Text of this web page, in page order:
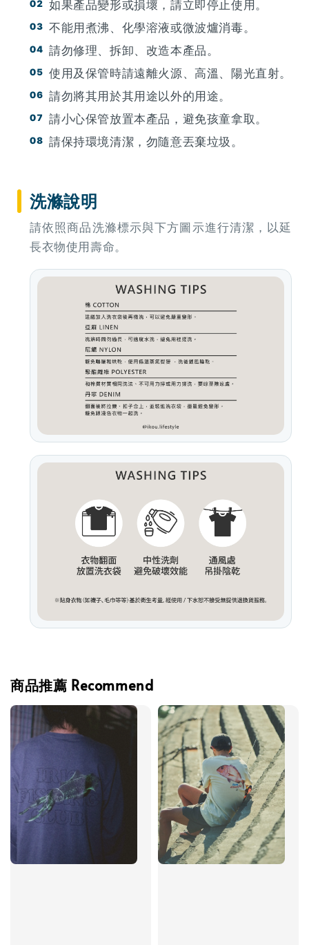
如果產品變形或損壞，請立即停止使用。
不能用煮沸、化學溶液或微波爐消毒。
請勿修理、拆卸、改造本產品。
使用及保管時請遠離火源、高溫、陽光直射。
請勿將其用於其用途以外的用途。
請小心保管放置本產品，避免孩童拿取。
請保持環境清潔，勿隨意丟棄垃圾。
洗滌說明
請依照商品洗滌標示與下方圖示進行清潔，以延
長衣物使用壽命。
商品推薦 Recommend